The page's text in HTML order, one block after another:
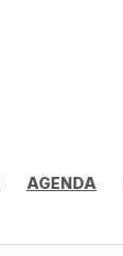
AGENDA